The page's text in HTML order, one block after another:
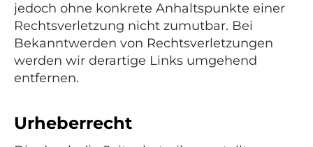
jedoch ohne konkrete Anhaltspunkte einer
Rechtsverletzung nicht zumutbar. Bei
Bekanntwerden von Rechtsverletzungen
werden wir derartige Links umgehend
entfernen.
Urheberrecht